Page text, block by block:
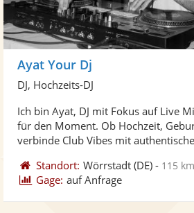
Ayat Your Dj
DJ, Hochzeits-DJ
Ich bin Ayat, DJ mit Fokus auf Live
für den Moment. Ob Hochzeit,
verbinde Club Vibes mit
Standort: Wörrstadt (DE) - 115
Gage: auf Anfrage